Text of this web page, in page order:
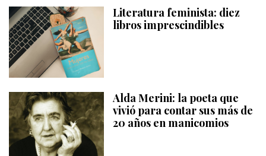
Literatura feminista: diez
libros imprescindibles
Alda Merini: la poeta que
vivió para contar sus más de
20 años en manicomios